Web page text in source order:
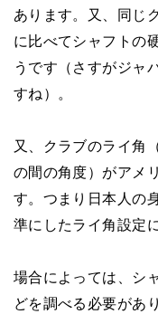
あります。又、同じ
に比べてシャフトの
うです（さすがジャ
すね）。
又、クラブのライ角
の間の角度）がアメ
す。つまり日本人の
準にしたライ角設定
場合によっては、シ
どを調べる必要があ